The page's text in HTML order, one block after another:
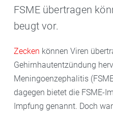
FSME übertragen
beugt vor.
Zecken können Viren
Gehirnhautentzündung
Meningoenzephalitis
dagegen bietet die FSME-
Impfung genannt. Doch